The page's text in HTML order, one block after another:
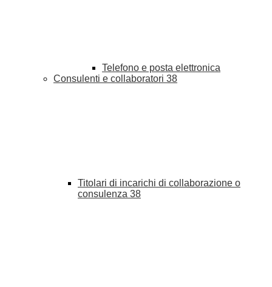
Telefono e posta elettronica
Consulenti e collaboratori 38
Titolari di incarichi di collaborazione o
consulenza 38